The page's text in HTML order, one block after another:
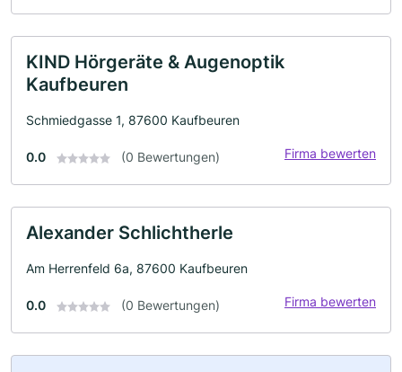
KIND Hörgeräte & Augenoptik
Kaufbeuren
Schmiedgasse 1, 87600 Kaufbeuren
0.0 (0 Bewertungen) Firma bewerten
Alexander Schlichtherle
Am Herrenfeld 6a, 87600 Kaufbeuren
0.0 (0 Bewertungen) Firma bewerten